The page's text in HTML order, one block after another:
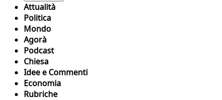
Attualità
Politica
Mondo
Agorà
Podcast
Chiesa
Idee e Commenti
Economia
Rubriche